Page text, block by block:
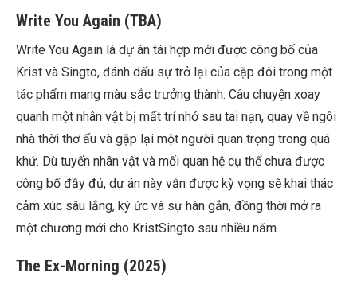
Write You Again (TBA)
Write You Again là dự án tái hợp mới được công bố của
Krist và Singto, đánh dấu sự trở lại của cặp đôi trong một
tác phẩm mang màu sắc trưởng thành. Câu chuyện xoay
quanh một nhân vật bị mất trí nhớ sau tai nạn, quay về ngôi
nhà thời thơ ấu và gặp lại một người quan trọng trong quá
khứ. Dù tuyến nhân vật và mối quan hệ cụ thể chưa được
công bố đầy đủ, dự án này vẫn được kỳ vọng sẽ khai thác
cảm xúc sâu lắng, ký ức và sự hàn gắn, đồng thời mở ra
một chương mới cho KristSingto sau nhiều năm.
The Ex-Morning (2025)